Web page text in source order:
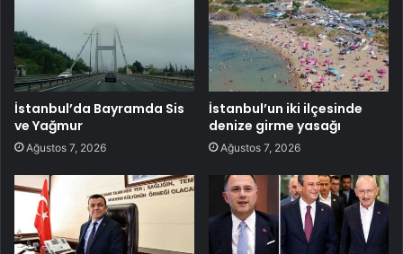
İstanbul’da Bayramda Sis
ve Yağmur
Ağustos 7, 2026
İstanbul’un iki ilçesinde
denize girme yasağı
Ağustos 7, 2026